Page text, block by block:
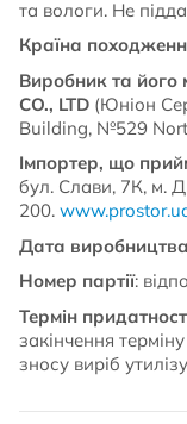
та вологи. Не
Країна
Виробник та його
CO., LTD (Юніон
Building, №529
Імпортер, що
бул. Слави, 7К, м.
200.
Дата виробництва
Номер партії:
Термін
закінчення
зносу виріб